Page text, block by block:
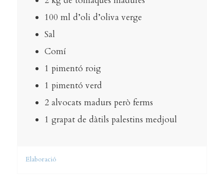
100 ml d’oli d’oliva verge
Sal
Comí
1 pimentó roig
1 pimentó verd
2 alvocats madurs però ferms
1 grapat de dàtils palestins medjoul
Elaboració